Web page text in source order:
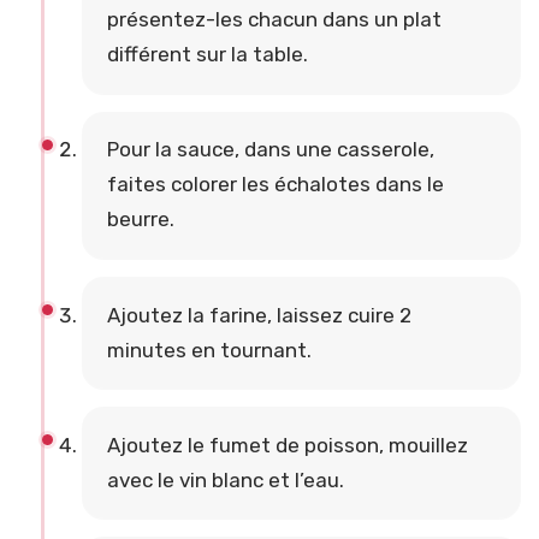
présentez-les chacun dans un plat
différent sur la table.
Pour la sauce, dans une casserole,
faites colorer les échalotes dans le
beurre.
Ajoutez la farine, laissez cuire 2
minutes en tournant.
Ajoutez le fumet de poisson, mouillez
avec le vin blanc et l’eau.